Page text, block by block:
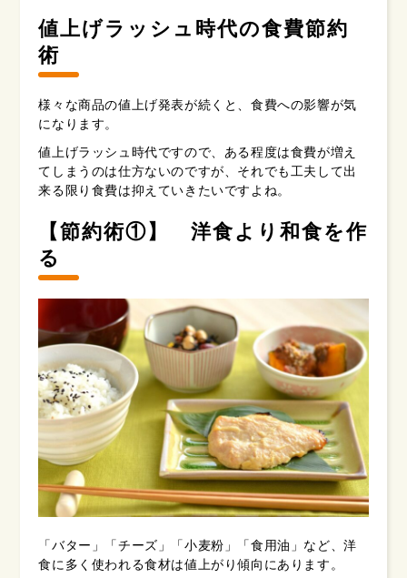
値上げラッシュ時代の食費節約
術
様々な商品の値上げ発表が続くと、食費への影響が気
になります。
値上げラッシュ時代ですので、ある程度は食費が増え
てしまうのは仕方ないのですが、それでも工夫して出
来る限り食費は抑えていきたいですよね。
【節約術①】 洋食より和食を作
る
「バター」「チーズ」「小麦粉」「食用油」など、洋
食に多く使われる食材は値上がり傾向にあります。